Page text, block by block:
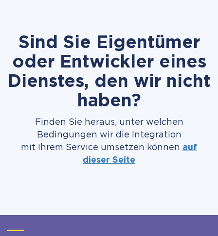
Sind Sie Eigentümer
oder Entwickler eines
Dienstes, den wir nicht
haben?
Finden Sie heraus, unter welchen
Bedingungen wir die Integration
mit Ihrem Service umsetzen können auf
dieser Seite